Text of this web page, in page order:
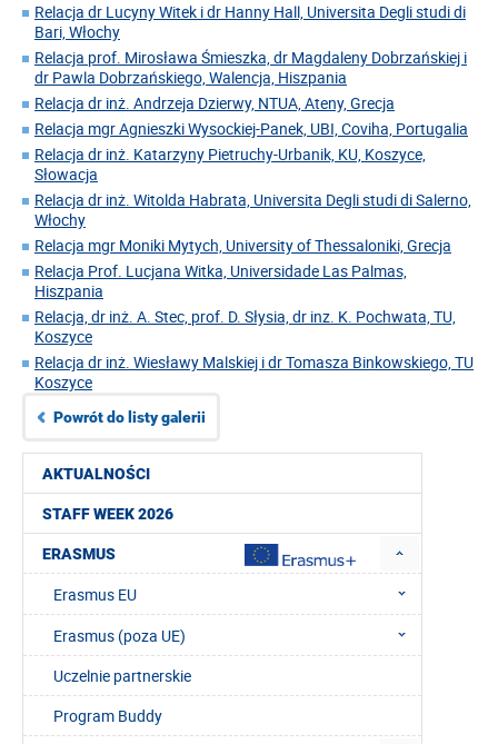
AKTUALNOŚCI
STAFF WEEK 2026
ERASMUS
Erasmus EU
Erasmus (poza UE)
Uczelnie partnerskie
Program Buddy
Relacja dr Lucyny Witek i dr Hanny Hall, Universita Degli studi di
Bari, Włochy
Relacja prof. Mirosława Śmieszka, dr Magdaleny Dobrzańskiej i
dr Pawla Dobrzańskiego, Walencja, Hiszpania
Relacja dr inż. Andrzeja Dzierwy, NTUA, Ateny, Grecja
Relacja mgr Agnieszki Wysockiej-Panek, UBI, Coviha, Portugalia
Relacja dr inż. Katarzyny Pietruchy-Urbanik, KU, Koszyce,
Słowacja
Relacja dr inż. Witolda Habrata, Universita Degli studi di Salerno,
Włochy
Relacja mgr Moniki Mytych, University of Thessaloniki, Grecja
Relacja Prof. Lucjana Witka, Universidade Las Palmas,
Hiszpania
Relacja, dr inż. A. Stec, prof. D. Słysia, dr inz. K. Pochwata, TU,
Koszyce
Relacja dr inż. Wiesławy Malskiej i dr Tomasza Binkowskiego, TU
Koszyce
Powrót do listy galerii